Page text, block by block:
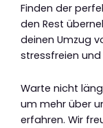
Finden der
den Rest
deinen Umzug
stressfreien
Warte nicht
um mehr über
erfahren. Wir